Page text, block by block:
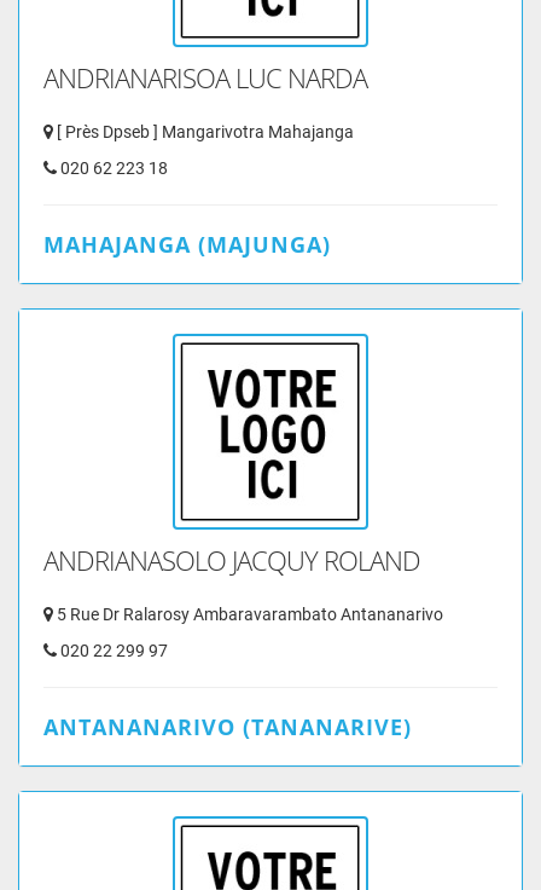
ANDRIANARISOA LUC NARDA
[ Près Dpseb ] Mangarivotra Mahajanga
020 62 223 18
MAHAJANGA (MAJUNGA)
ANDRIANASOLO JACQUY ROLAND
5 Rue Dr Ralarosy Ambaravarambato Antananarivo
020 22 299 97
ANTANANARIVO (TANANARIVE)